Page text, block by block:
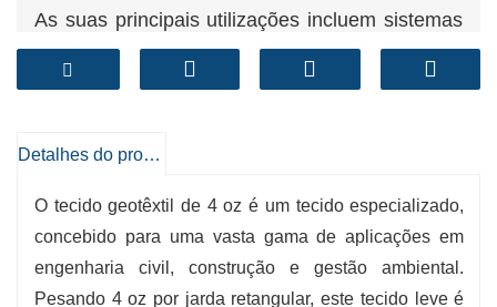
As suas principais utilizações incluem sistemas
de drenagem, controlo de erosão e
embelezamento paisagístico, tornando-o uma
residenciais.
Este tecido geotêxtil de 4 oz aprova
corretamente o deslizamento da água, ao
mesmo tempo que impede a migração de
Detalhes do produto
O tecido geotêxtil de 4 oz é um tecido especializado,
concebido para uma vasta gama de aplicações em
engenharia civil, construção e gestão ambiental.
Pesando 4 oz por jarda retangular, este tecido leve é